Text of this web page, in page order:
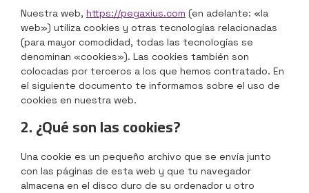
Nuestra web, https://pegaxius.com (en adelante: «la
web») utiliza cookies y otras tecnologías relacionadas
(para mayor comodidad, todas las tecnologías se
denominan «cookies»). Las cookies también son
colocadas por terceros a los que hemos contratado. En
el siguiente documento te informamos sobre el uso de
cookies en nuestra web.
2. ¿Qué son las cookies?
Una cookie es un pequeño archivo que se envía junto
con las páginas de esta web y que tu navegador
almacena en el disco duro de su ordenador u otro